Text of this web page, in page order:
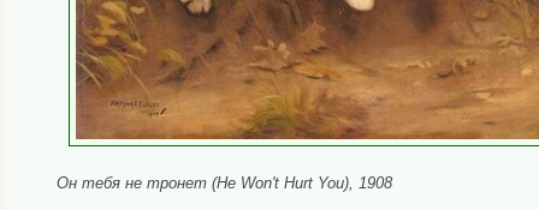
Он тебя не тронет (He Won't Hurt You), 1908